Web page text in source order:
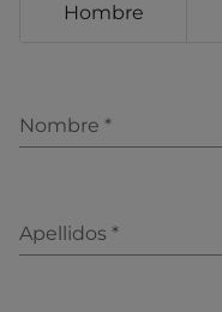
Hombre
Nombre *
Apellidos *